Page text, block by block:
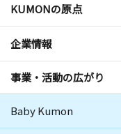
KUMONの原点
企業情報
事業・活動の広がり
Baby Kumon